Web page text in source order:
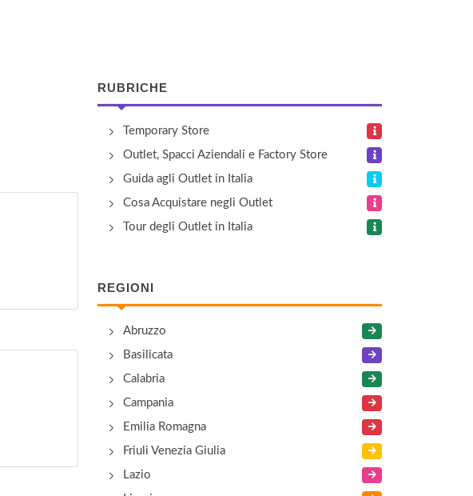
RUBRICHE
Temporary Store
Outlet, Spacci Aziendali e Factory Store
Guida agli Outlet in Italia
Cosa Acquistare negli Outlet
Tour degli Outlet in Italia
REGIONI
Abruzzo
Basilicata
Calabria
Campania
Emilia Romagna
Friuli Venezia Giulia
Lazio